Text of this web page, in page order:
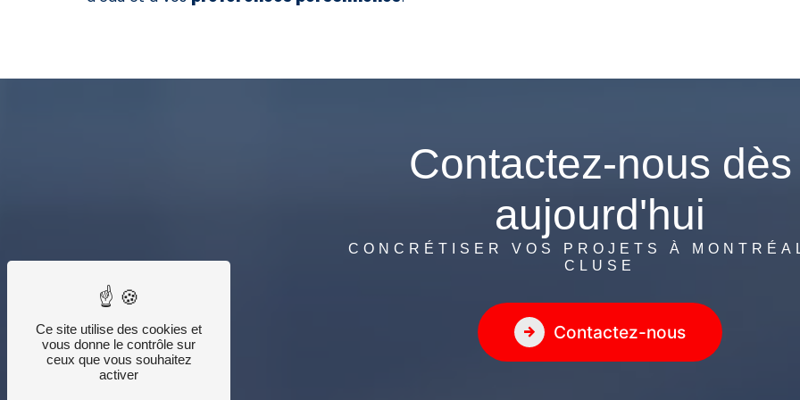
Contactez-nous dès
aujourd'hui
CONCRÉTISER VOS PROJETS À
CLUSE
Contactez-nous
Ce site utilise des cookies et
vous donne le contrôle sur
ceux que vous souhaitez
activer